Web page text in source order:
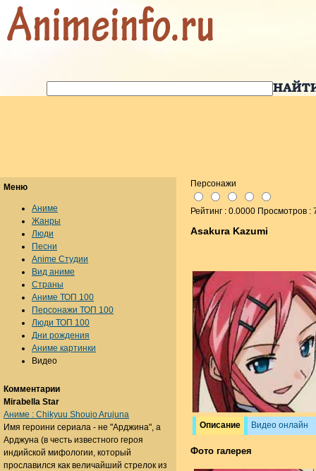
Персонажи
Рейтинг : 0.0000 Просмотров :
Asakura Kazumi
Описание Видео онлайн
Фото галерея
Меню
Аниме
Жанры
Люди
Песни
Anime Студии
Вид аниме
Страны
Аниме ТОП 100
Персонажи ТОП 100
Люди ТОП 100
Дни рождения
Аниме картинки
Видео
Комментарии
Mirabella Star
Аниме : Chikyuu Shoujo Arujuna
Имя героини сериала - не "Арджина", а
Арджуна (в честь известного героя
индийской мифологии, который
прославился как величайший стрелок из